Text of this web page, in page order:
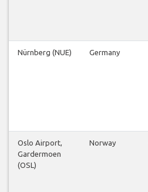
Nürnberg (NUE) Germany
Oslo Airport,
Gardermoen
(OSL)
Norway